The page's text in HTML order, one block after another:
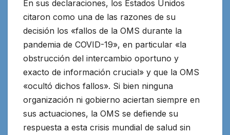
En sus declaraciones, los Estados Unidos
citaron como una de las razones de su
decisión los «fallos de la OMS durante la
pandemia de COVID-19», en particular «la
obstrucción del intercambio oportuno y
exacto de información crucial» y que la OMS
«ocultó dichos fallos». Si bien ninguna
organización ni gobierno aciertan siempre en
sus actuaciones, la OMS se defiende su
respuesta a esta crisis mundial de salud sin